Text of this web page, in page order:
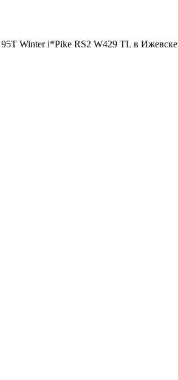
Winter i*Pike RS2 W429 TL в Ижевске